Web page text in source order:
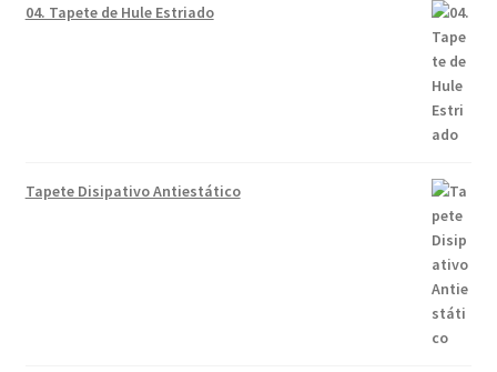
04. Tapete de Hule Estriado
Tapete Disipativo Antiestático